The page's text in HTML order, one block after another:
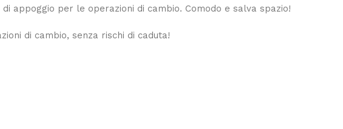
appoggio per le operazioni di cambio. Comodo e salva spazio!
di cambio, senza rischi di caduta!